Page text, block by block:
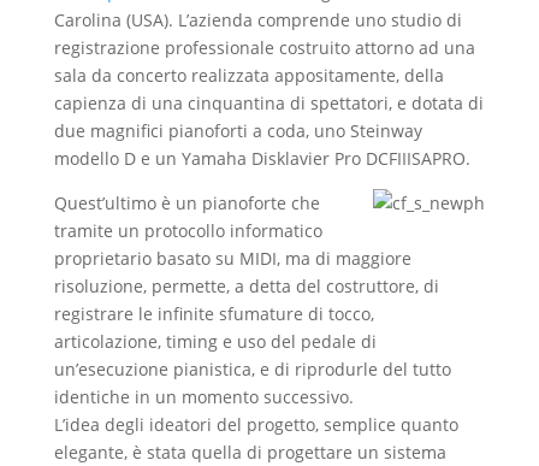
Carolina (USA). L’azienda comprende uno studio di
registrazione professionale costruito attorno ad una
sala da concerto realizzata appositamente, della
capienza di una cinquantina di spettatori, e dotata di
due magnifici pianoforti a coda, uno Steinway
modello D e un Yamaha Disklavier Pro DCFIIISAPRO.
Quest’ultimo è un pianoforte che
tramite un protocollo informatico
proprietario basato su MIDI, ma di maggiore
risoluzione, permette, a detta del costruttore, di
registrare le infinite sfumature di tocco,
articolazione, timing e uso del pedale di
un’esecuzione pianistica, e di riprodurle del tutto
identiche in un momento successivo.
L’idea degli ideatori del progetto, semplice quanto
elegante, è stata quella di progettare un sistema